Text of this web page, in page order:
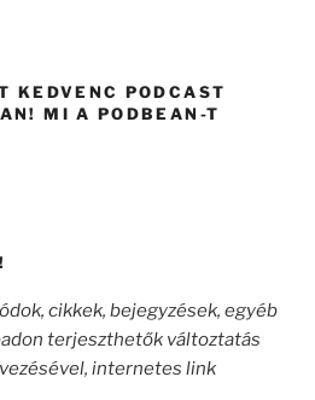
KEDVENC PODCAST
MI A PODBEAN-T
cikkek, bejegyzések, egyéb
terjeszthetők változtatás
internetes link